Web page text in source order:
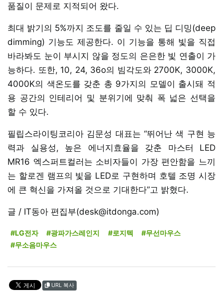
품질이 문제로 지적되어 왔다.
최대 밝기의 5%까지 조도를 줄일 수 있는 딥 디밍(deep
dimming) 기능도 제공한다. 이 기능을 통해 빛을 직접
바라봐도 눈이 부시지 않을 정도의 은은한 빛 연출이 가
능하다. 또한, 10, 24, 36o의 빔각도와 2700K, 3000K,
4000K의 색온도를 갖춘 총 9가지의 모델이 출시돼 적
용 공간의 인테리어 및 분위기에 맞춰 폭 넓은 선택을
할 수 있다.
필립스라이팅코리아 김문성 대표는 “뛰어난 색 구현 능
력과 실용성, 높은 에너지효율을 갖춘 마스터 LED
MR16 엑스퍼트컬러는 소비자들이 가장 편안함을 느끼
는 할로겐 램프의 빛을 LED로 구현하며 호텔 조명 시장
에 큰 혁신을 가져올 것으로 기대한다”고 밝혔다.
글 / IT동아 편집부(desk@itdonga.com)
#LG전자 #광파가스레인지 #로지텍
#무선마우스
#무소음마우스
URL 복사